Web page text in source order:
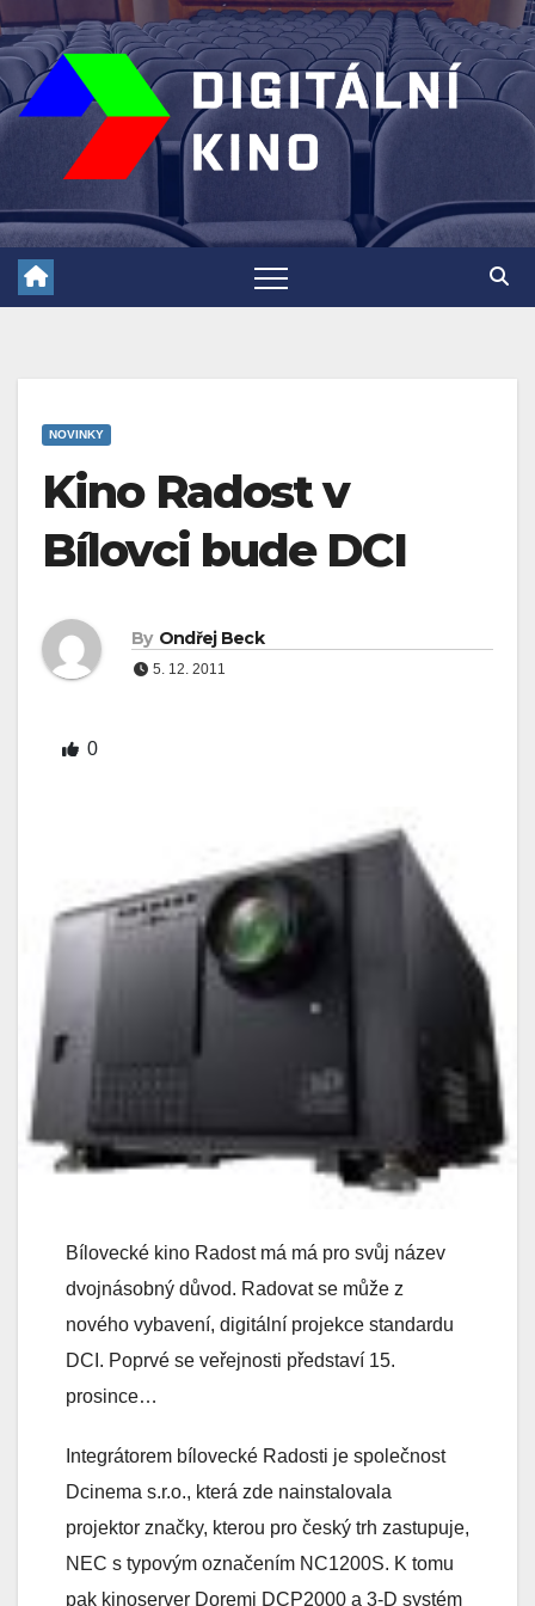
Skip
to
content
NOVINKY
Kino Radost v
Bílovci bude DCI
By Ondřej Beck
5. 12. 2011
0
Bílovecké kino Radost má má pro svůj název
dvojnásobný důvod. Radovat se může z
nového vybavení, digitální projekce standardu
DCI. Poprvé se veřejnosti představí 15.
prosince…
Integrátorem bílovecké Radosti je společnost
Dcinema s.r.o., která zde nainstalovala
projektor značky, kterou pro český trh zastupuje,
NEC s typovým označením NC1200S. K tomu
pak kinoserver Doremi DCP2000 a 3-D systém